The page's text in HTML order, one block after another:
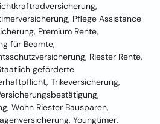
Pflege Assistance
Premium Rente,
für Beamte,
Riester Rente,
geförderte
Trikeversicherung,
Wohn Riester Bausparen,
Youngtimer,